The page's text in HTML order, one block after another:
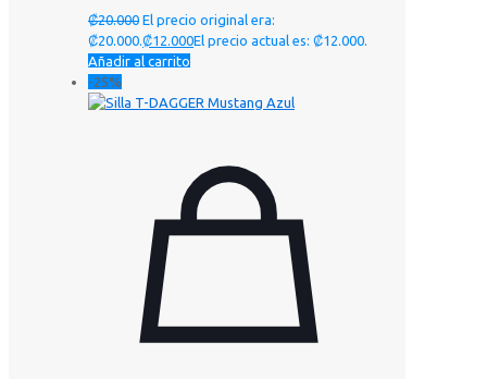
₡20.000 El precio original era:
₡20.000.₡12.000El precio actual es: ₡12.000.
Añadir al carrito
-25%